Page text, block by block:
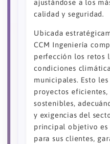
ajustándose a los
calidad y seguridad.
Ubicada
CCM Ingeniería
perfección los retos
condiciones
municipales. Esto
proyectos
sostenibles,
y exigencias del
principal objetivo
para sus clientes,